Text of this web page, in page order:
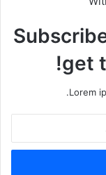
get
Lorem